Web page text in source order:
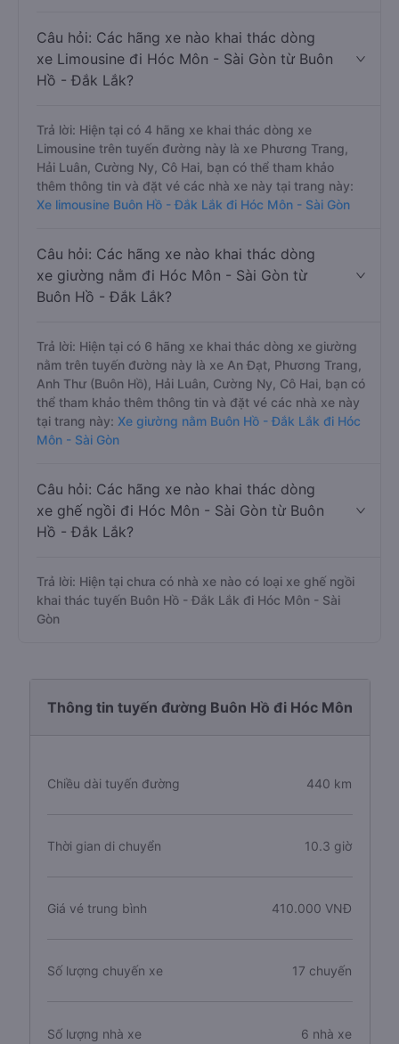
Câu hỏi: Các hãng xe nào khai thác dòng
xe Limousine đi Hóc Môn - Sài Gòn từ Buôn
Hồ - Đắk Lắk?
Trả lời: Hiện tại có 4 hãng xe khai thác dòng xe
Limousine trên tuyến đường này là xe Phương Trang,
Hải Luân, Cường Ny, Cô Hai, bạn có thể tham khảo
thêm thông tin và đặt vé các nhà xe này tại trang này:
Xe limousine Buôn Hồ - Đắk Lắk đi Hóc Môn - Sài Gòn
Câu hỏi: Các hãng xe nào khai thác dòng
xe giường nằm đi Hóc Môn - Sài Gòn từ
Buôn Hồ - Đắk Lắk?
Trả lời: Hiện tại có 6 hãng xe khai thác dòng xe giường
nằm trên tuyến đường này là xe An Đạt, Phương Trang,
Anh Thư (Buôn Hồ), Hải Luân, Cường Ny, Cô Hai, bạn có
thể tham khảo thêm thông tin và đặt vé các nhà xe này
tại trang này: Xe giường nằm Buôn Hồ - Đắk Lắk đi Hóc
Môn - Sài Gòn
Câu hỏi: Các hãng xe nào khai thác dòng
xe ghế ngồi đi Hóc Môn - Sài Gòn từ Buôn
Hồ - Đắk Lắk?
Trả lời: Hiện tại chưa có nhà xe nào có loại xe ghế ngồi
khai thác tuyến Buôn Hồ - Đắk Lắk đi Hóc Môn - Sài
Gòn
Thông tin tuyến đường Buôn Hồ đi Hóc Môn
Chiều dài tuyến đường 440 km
Thời gian di chuyển 10.3 giờ
Giá vé trung bình 410.000 VNĐ
Số lượng chuyến xe 17 chuyến
Số lượng nhà xe 6 nhà xe